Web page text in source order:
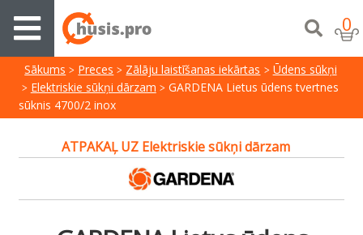
0
Sākums Preces Zālāju laistīšanas iekārtas
Ūdens sūkņi
Elektriskie sūkņi dārzam
GARDENA Lietus ūdens tvertnes
sūknis 4700/2 inox
ATPAKAĻ UZ Elektriskie sūkņi dārzam